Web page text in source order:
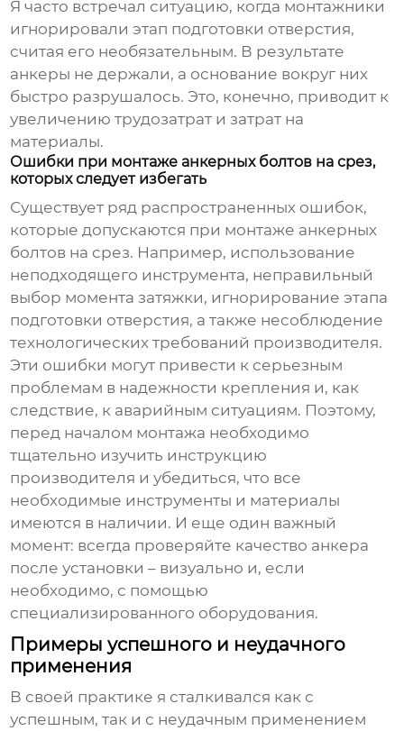
Я часто встречал ситуацию, когда монтажники
игнорировали этап подготовки отверстия,
считая его необязательным. В результате
анкеры не держали, а основание вокруг них
быстро разрушалось. Это, конечно, приводит к
увеличению трудозатрат и затрат на
материалы.
Ошибки при монтаже анкерных болтов на срез,
которых следует избегать
Существует ряд распространенных ошибок,
которые допускаются при монтаже анкерных
болтов на срез. Например, использование
неподходящего инструмента, неправильный
выбор момента затяжки, игнорирование этапа
подготовки отверстия, а также несоблюдение
технологических требований производителя.
Эти ошибки могут привести к серьезным
проблемам в надежности крепления и, как
следствие, к аварийным ситуациям. Поэтому,
перед началом монтажа необходимо
тщательно изучить инструкцию
производителя и убедиться, что все
необходимые инструменты и материалы
имеются в наличии. И еще один важный
момент: всегда проверяйте качество анкера
после установки – визуально и, если
необходимо, с помощью
специализированного оборудования.
Примеры успешного и неудачного
применения
В своей практике я сталкивался как с
успешным, так и с неудачным применением